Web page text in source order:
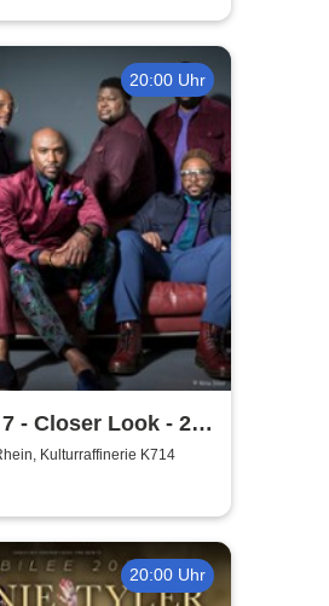
20:00 Uhr
- Closer Look - 25
7
Kulturraffinerie K714
20:00 Uhr